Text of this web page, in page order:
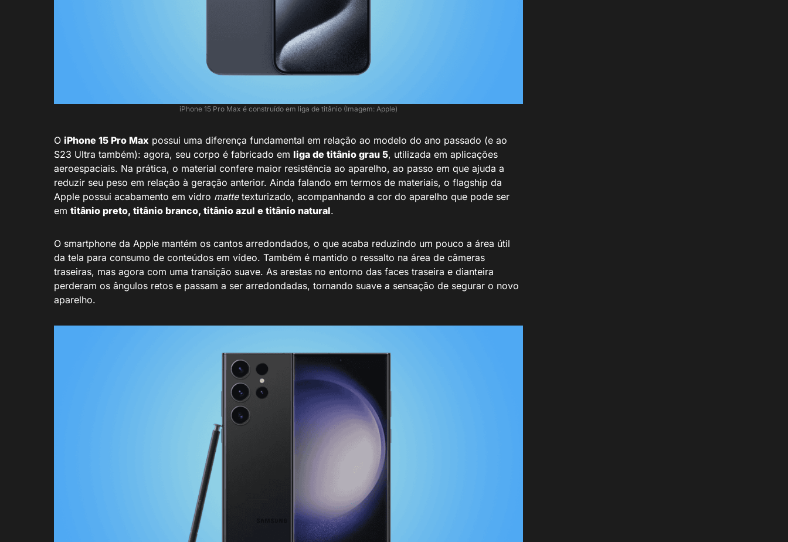
iPhone 15 Pro Max é construído em liga de titânio (Imagem: Apple)
O iPhone 15 Pro Max possui uma diferença fundamental em relação ao modelo do ano passado (e ao
S23 Ultra também): agora, seu corpo é fabricado em liga de titânio grau 5, utilizada em aplicações
aeroespaciais. Na prática, o material confere maior resistência ao aparelho, ao passo em que ajuda a
reduzir seu peso em relação à geração anterior. Ainda falando em termos de materiais, o flagship da
Apple possui acabamento em vidro matte texturizado, acompanhando a cor do aparelho que pode ser
em titânio preto, titânio branco, titânio azul e titânio natural.
O smartphone da Apple mantém os cantos arredondados, o que acaba reduzindo um pouco a área útil
da tela para consumo de conteúdos em vídeo. Também é mantido o ressalto na área de câmeras
traseiras, mas agora com uma transição suave. As arestas no entorno das faces traseira e dianteira
perderam os ângulos retos e passam a ser arredondadas, tornando suave a sensação de segurar o novo
aparelho.